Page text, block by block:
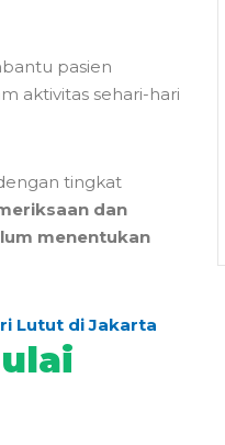
pasien
aktivitas sehari-hari
tingkat
dan
menentukan
Lutut di Jakarta